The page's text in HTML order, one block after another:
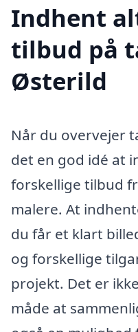
Indhent
tilbud på
Østerild
Når du overvejer
det en god idé at
forskellige tilbud
malere. At
du får et klart
og forskellige
projekt. Det er
måde at